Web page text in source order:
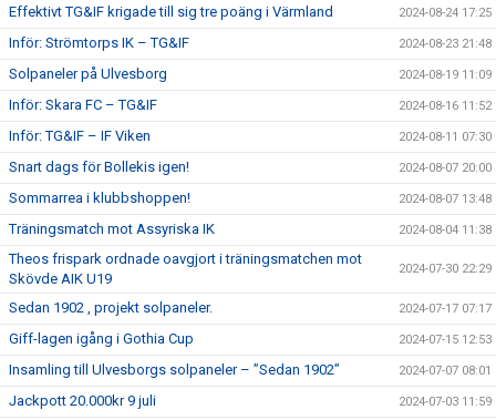
Effektivt TG&IF krigade till sig tre poäng i Värmland 2024-08-24 17:25
Inför: Strömtorps IK – TG&IF 2024-08-23 21:48
Solpaneler på Ulvesborg 2024-08-19 11:09
Inför: Skara FC – TG&IF 2024-08-16 11:52
Inför: TG&IF – IF Viken 2024-08-11 07:30
Snart dags för Bollekis igen! 2024-08-07 20:00
Sommarrea i klubbshoppen! 2024-08-07 13:48
Träningsmatch mot Assyriska IK 2024-08-04 11:38
Theos frispark ordnade oavgjort i träningsmatchen mot
Skövde AIK U19
2024-07-30 22:29
Sedan 1902 , projekt solpaneler. 2024-07-17 07:17
Giff-lagen igång i Gothia Cup 2024-07-15 12:53
Insamling till Ulvesborgs solpaneler – ”Sedan 1902” 2024-07-07 08:01
Jackpott 20.000kr 9 juli 2024-07-03 11:59